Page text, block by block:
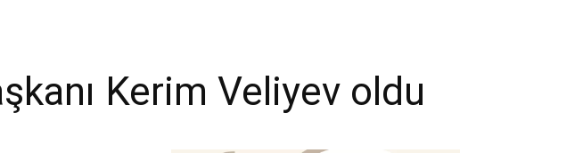
Kerim Veliyev oldu